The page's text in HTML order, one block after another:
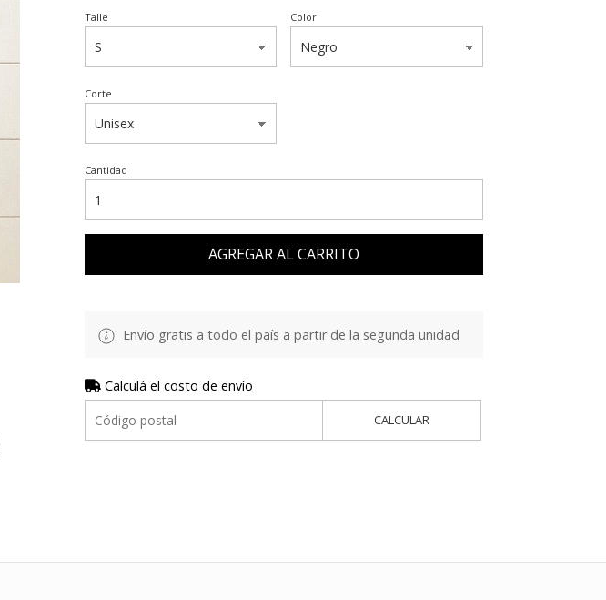
Talle Color
Corte
Cantidad
AGREGAR AL CARRITO
Envío gratis a todo el país a partir de la segunda unidad
Calculá el costo de envío
CALCULAR